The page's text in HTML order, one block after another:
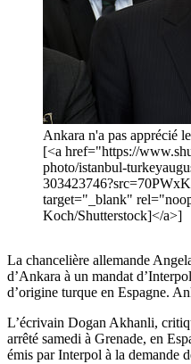
Ankara n'a pas apprécié
[<a href="https://
photo/istanbul-
target="_blank"
Koch/Shutterstock]</a>]
La chancelière allemande
d’Ankara à un mandat
d’origine turque en Espagne.
L’écrivain Dogan Akhanli,
arrêté samedi à Grenade, en
émis par Interpol à la demande